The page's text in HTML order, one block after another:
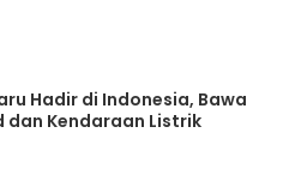
Hadir di Indonesia, Bawa
dan Kendaraan Listrik